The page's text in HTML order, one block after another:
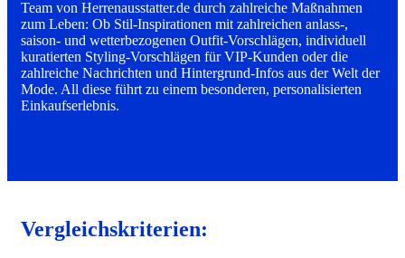
Team von Herrenausstatter.de durch zahlreiche Maßnahmen
zum Leben: Ob Stil-Inspirationen mit zahlreichen anlass-,
saison- und wetterbezogenen Outfit-Vorschlägen, individuell
kuratierten Styling-Vorschlägen für VIP-Kunden oder die
zahlreiche Nachrichten und Hintergrund-Infos aus der Welt der
Mode. All diese führt zu einem besonderen, personalisierten
Einkaufserlebnis.
Vergleichskriterien: